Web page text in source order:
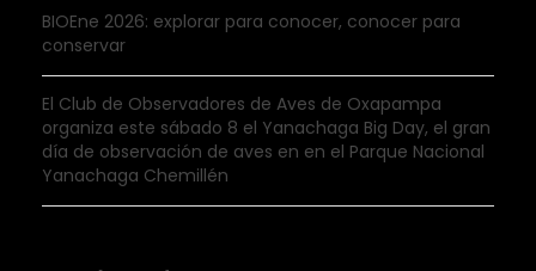
BIOEne 2026: explorar para conocer, conocer para
conservar
El Club de Observadores de Aves de Oxapampa
organiza este sábado 8 el Yanachaga Big Day, el gran
día de observación de aves en en el Parque Nacional
Yanachaga Chemillén